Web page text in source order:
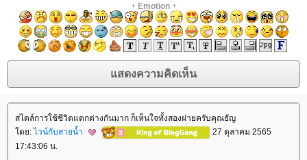
+ Emotion+
สไตล์การใช้ชีวิตแตกต่างกันมาก ก็เห็นใจทั้งสองฝายครับคุณธัญ
ดย:ไวน์กับสายน้ำ
27 ตุลาคม 2565
17:43:06 น.